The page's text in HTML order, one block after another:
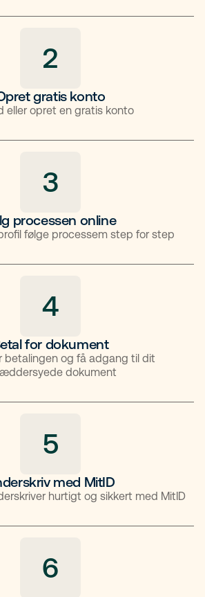
2
gratis konto
eller opret en gratis konto
3
processen online
følge processem step for step
4
for dokument
betalingen og få adgang til dit
dokument
5
med MitID
hurtigt og sikkert med MitID
6